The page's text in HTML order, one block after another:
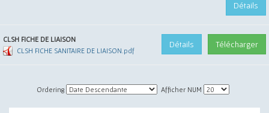
Détails
CLSH FICHE DE LIAISON
CLSH FICHE SANITAIRE DE LIAISON.pdf
Télécharger
Détails
Ordering Afficher NUM